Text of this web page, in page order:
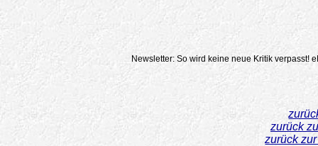
Newsletter: So wird keine neue Kritik verpasst!
zurück
zurück